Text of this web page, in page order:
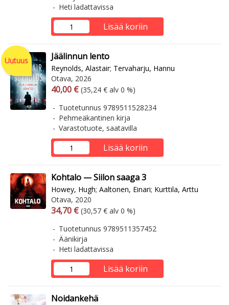
Heti ladattavissa
Lisää koriin
Uutuus Jäälinnun lento
Reynolds, Alastair; Tervaharju, Hannu
Otava, 2026
Arvonlisäverollinen hinta
40,00 € Arvonlisäveroton hinta
(35,24 € alv 0 %)
Tuotetunnus 9789511528234
Pehmeäkantinen kirja
Varastotuote, saatavilla
Lisää koriin
Kohtalo — Siilon saaga 3
Howey, Hugh; Aaltonen, Einari; Kurttila, Arttu
Otava, 2020
Arvonlisäverollinen hinta
34,70 € Arvonlisäveroton hinta
(30,57 € alv 0 %)
Tuotetunnus 9789511357452
Äänikirja
Heti ladattavissa
Lisää koriin
Noidankehä